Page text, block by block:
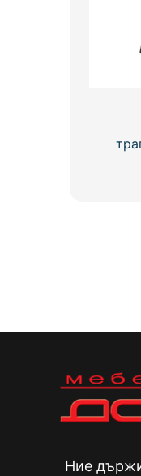
Ние